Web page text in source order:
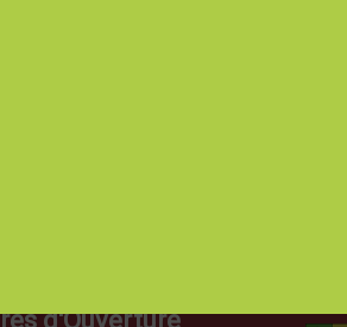
d'Ouverture